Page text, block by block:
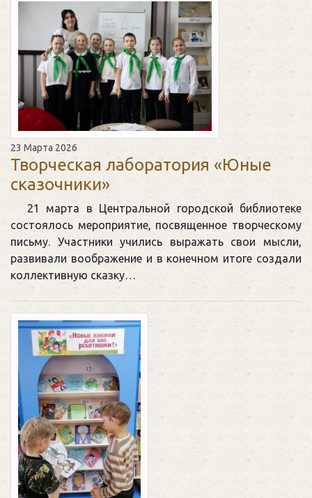
23 Марта 2026
Творческая лаборатория «Юные
сказочники»
21 марта в Центральной городской библиотеке
состоялось мероприятие, посвященное творческому
письму. Участники учились выражать свои мысли,
развивали воображение и в конечном итоге создали
коллективную сказку…